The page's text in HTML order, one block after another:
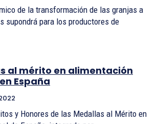
de la transformación de las granjas a
supondrá para los productores de
al mérito en alimentación
España